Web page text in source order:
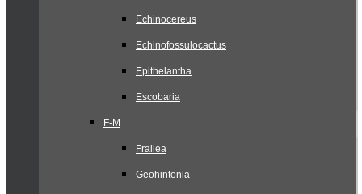
Echinocereus
Echinofossulocactus
Epithelantha
Escobaria
F-M
Frailea
Geohintonia